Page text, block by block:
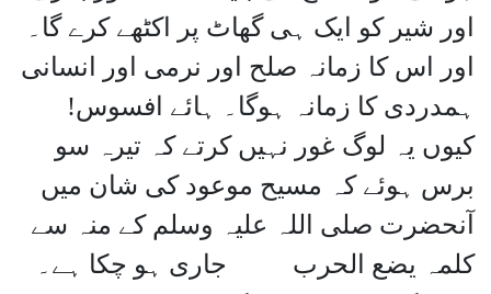
اور شیر کو ایک ہی گھاٹ پر اکٹھے کرے گا۔
اور اس کا زمانہ صلح اور نرمی اور انسانی
ہمدردی کا زمانہ ہوگا۔ ہائے افسوس!
کیوں یہ لوگ غور نہیں کرتے کہ تیرہ سو
برس ہوئے کہ مسیح موعود کی شان میں
آنحضرت صلی اللہ علیہ وسلم کے منہ سے
کلمہ یضع الحرب جاری ہو چکا ہے۔